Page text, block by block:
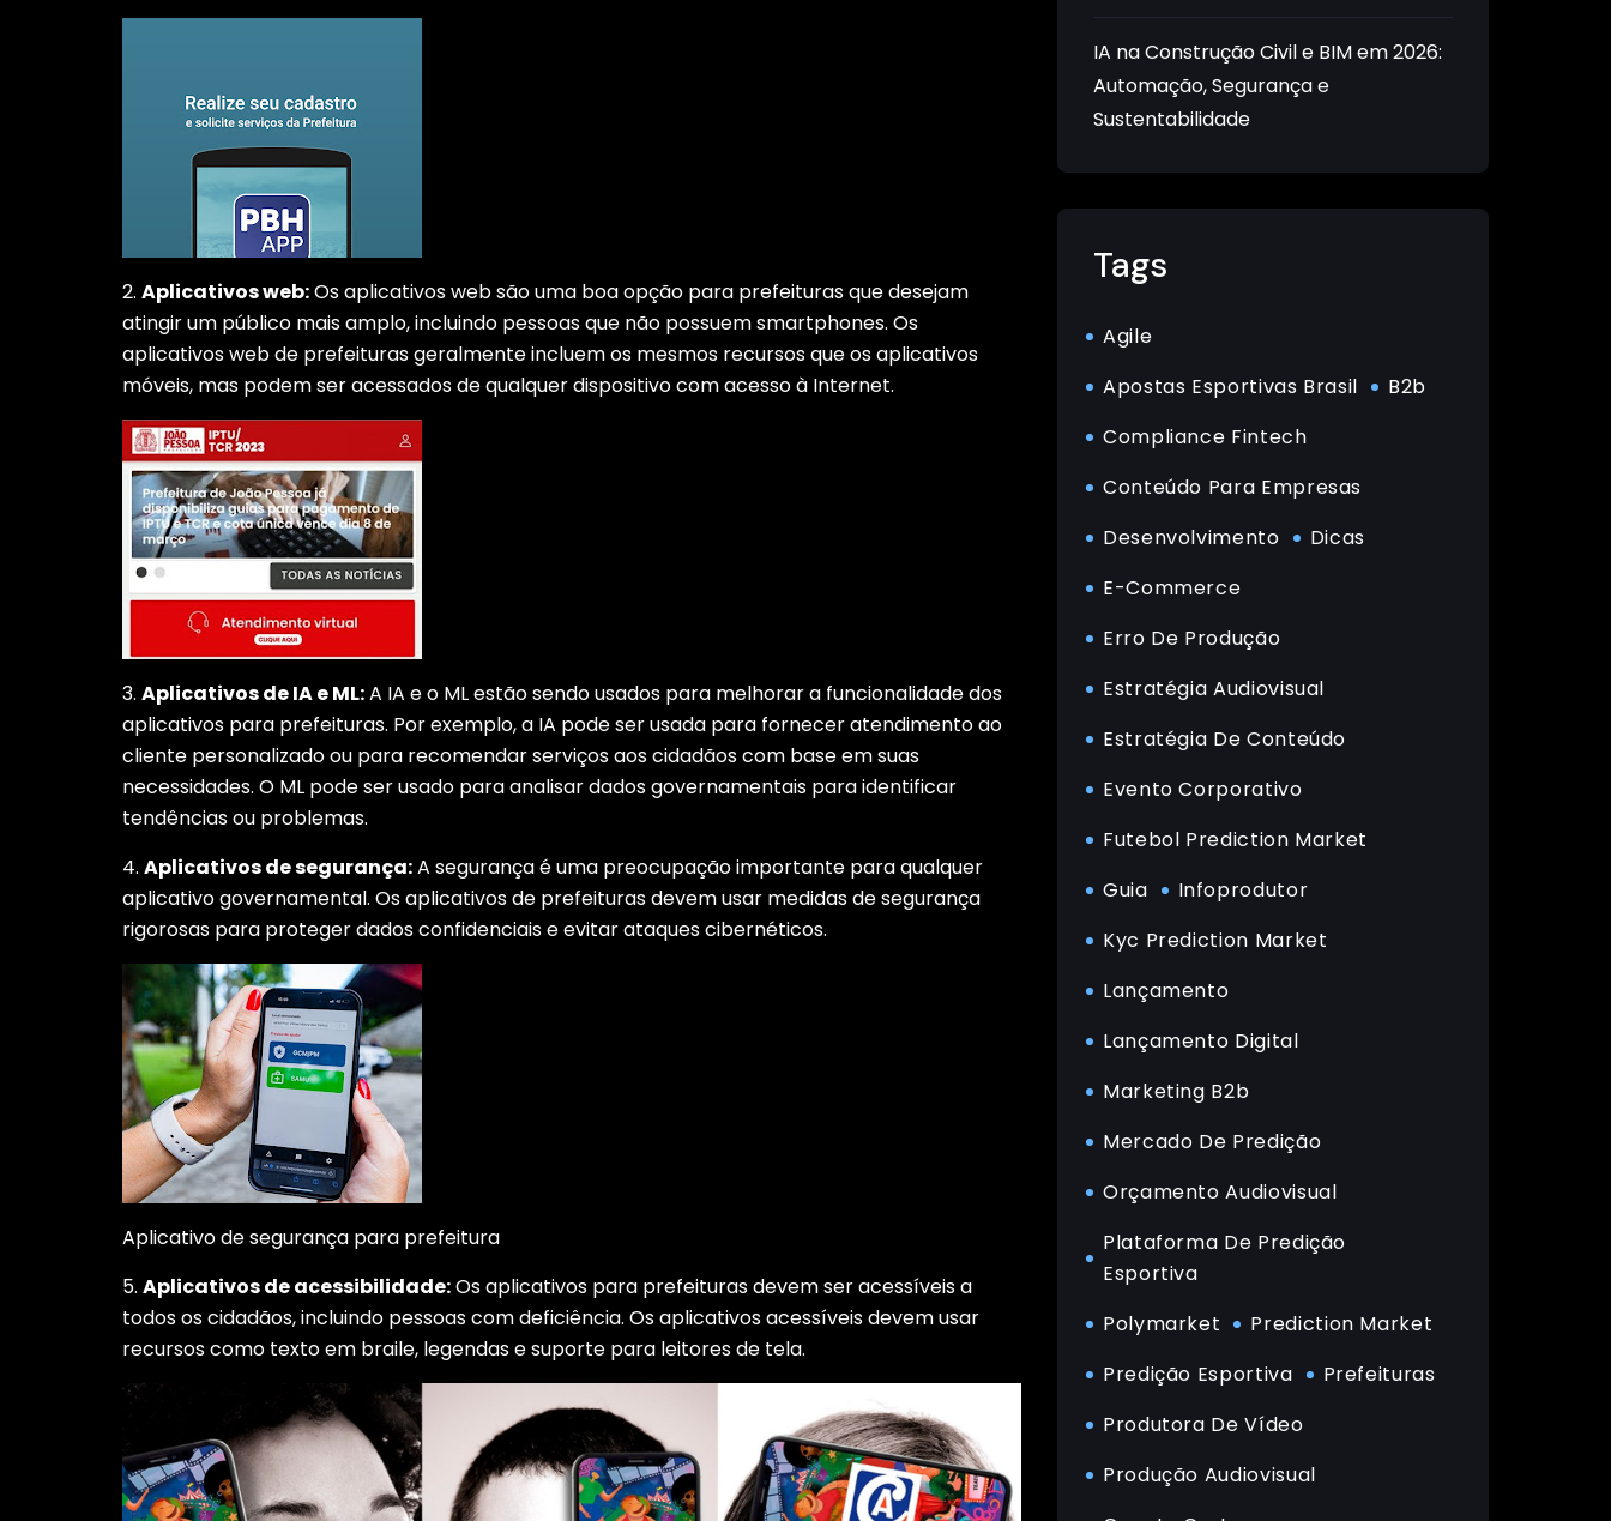
2. Aplicativos web:Os aplicativos web são uma boa opção para prefeituras que desejam
atingir um público mais amplo, incluindo pessoas que não possuem smartphones. Os
aplicativos web de prefeituras geralmente incluem os mesmos recursos que os aplicativos
móveis, mas podem ser acessados ​​de qualquer dispositivo com acesso à Internet.
3. Aplicativos de IA e ML:A IA e o ML estão sendo usados ​​para melhorar a funcionalidade dos
aplicativos para prefeituras. Por exemplo, a IA pode ser usada para fornecer atendimento ao
cliente personalizado ou para recomendar serviços aos cidadãos com base em suas
necessidades. O ML pode ser usado para analisar dados governamentais para identificar
tendências ou problemas.
4. Aplicativos de segurança:A segurança é uma preocupação importante para qualquer
aplicativo governamental. Os aplicativos de prefeituras devem usar medidas de segurança
rigorosas para proteger dados confidenciais e evitar ataques cibernéticos.
Aplicativo de segurança para prefeitura
5. Aplicativos de acessibilidade:Os aplicativos para prefeituras devem ser acessíveis a
todos os cidadãos, incluindo pessoas com deficiência. Os aplicativos acessíveis devem usar
recursos como texto em braile, legendas e suporte para leitores de tela.
IA na Construção Civil e BIM em 2026:
Automação, Segurança e
Sustentabilidade
Tags
Agile
Apostas Esportivas Brasil
B2b
Compliance Fintech
Conteúdo Para Empresas
Desenvolvimento
Dicas
E-Commerce
Erro De Produção
Estratégia Audiovisual
Estratégia De Conteúdo
Evento Corporativo
Futebol Prediction Market
Guia
Infoprodutor
Kyc Prediction Market
Lançamento
Lançamento Digital
Marketing B2b
Mercado De Predição
Orçamento Audiovisual
Plataforma De Predição
Esportiva
Polymarket
Prediction Market
Predição Esportiva
Prefeituras
Produtora De Vídeo
Produção Audiovisual